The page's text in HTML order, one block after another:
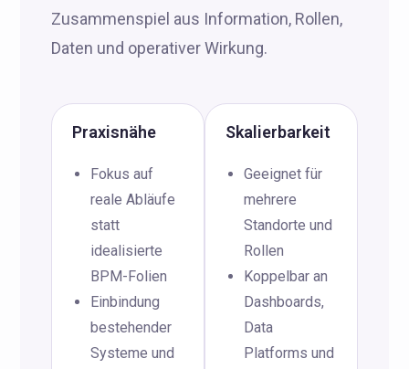
Zusammenspiel aus Information, Rollen,
Daten und operativer Wirkung.
Praxisnähe
Fokus auf
reale Abläufe
statt
idealisierte
BPM-Folien
Einbindung
bestehender
Systeme und
Skalierbarkeit
Geeignet für
mehrere
Standorte und
Rollen
Koppelbar an
Dashboards,
Data
Platforms und